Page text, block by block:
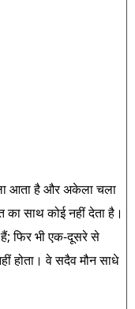
आता है और अकेला चला
का साथ कोई नहीं देता है।
फिर भी एक-दूसरे से
होता। वे सदैव मौन साधे